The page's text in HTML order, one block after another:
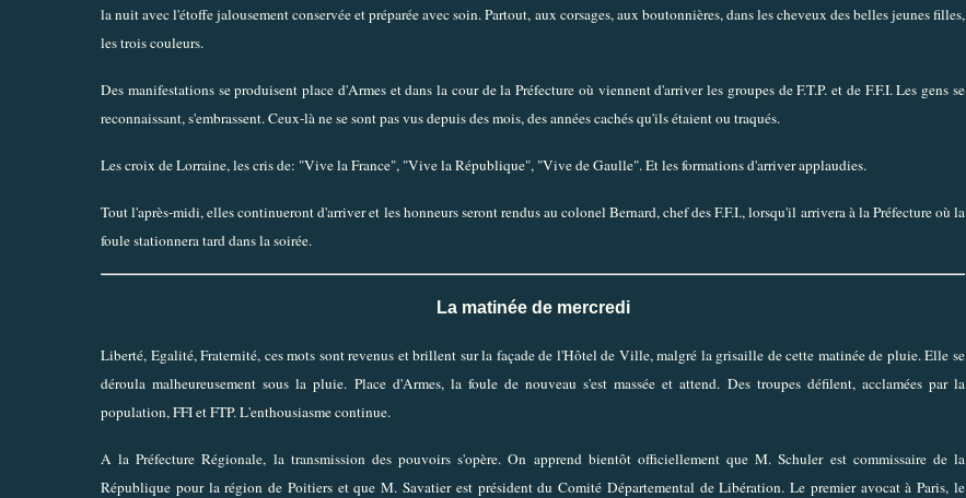
la nuit avec l'étoffe jalousement conservée et préparée avec soin. Partout, aux corsages, aux boutonnières, dans les cheveux des belles jeunes filles,
les trois couleurs.
Des manifestations se produisent place d'Armes et dans la cour de la Préfecture où viennent d'arriver les groupes de F.T.P. et de F.F.I. Les gens se
reconnaissant, s'embrassent. Ceux-là ne se sont pas vus depuis des mois, des années cachés qu'ils étaient ou traqués.
Les croix de Lorraine, les cris de: "Vive la France", "Vive la République", "Vive de Gaulle". Et les formations d'arriver applaudies.
Tout l'après-midi, elles continueront d'arriver et les honneurs seront rendus au colonel Bernard, chef des F.F.I., lorsqu'il arrivera à la Préfecture où la
foule stationnera tard dans la soirée.
La matinée de mercredi
Liberté, Egalité, Fraternité, ces mots sont revenus et brillent sur la façade de l'Hôtel de Ville, malgré la grisaille de cette matinée de pluie. Elle se
déroula malheureusement sous la pluie. Place d'Armes, la foule de nouveau s'est massée et attend. Des troupes défilent, acclamées par la
population, FFI et FTP. L'enthousiasme continue.
A la Préfecture Régionale, la transmission des pouvoirs s'opère. On apprend bientôt officiellement que M. Schuler est commissaire de la
République pour la région de Poitiers et que M. Savatier est président du Comité Départemental de Libération. Le premier avocat à Paris, le